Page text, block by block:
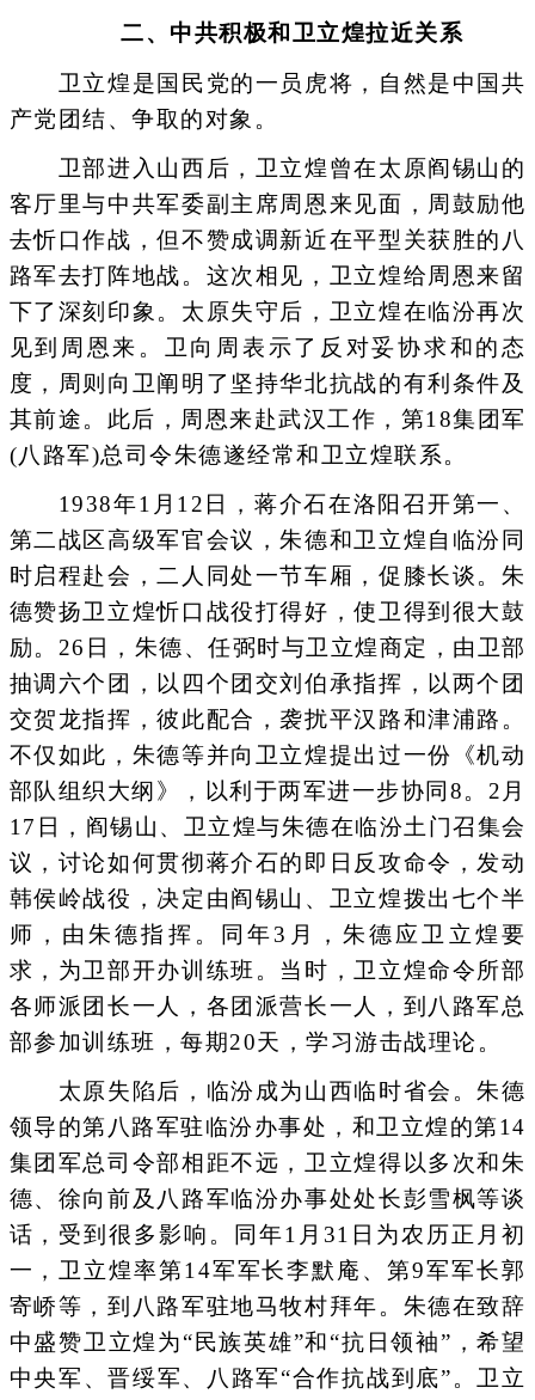
二、中共积极和卫立煌拉近关系
卫立煌是国民党的一员虎将，自然是中国共
产党团结、争取的对象。
卫部进入山西后，卫立煌曾在太原阎锡山的
客厅里与中共军委副主席周恩来见面，周鼓励他
去忻口作战，但不赞成调新近在平型关获胜的八
路军去打阵地战。这次相见，卫立煌给周恩来留
下了深刻印象。太原失守后，卫立煌在临汾再次
见到周恩来。卫向周表示了反对妥协求和的态
度，周则向卫阐明了坚持华北抗战的有利条件及
其前途。此后，周恩来赴武汉工作，第18集团军
(八路军)总司令朱德遂经常和卫立煌联系。
1938年1月12日，蒋介石在洛阳召开第一、
第二战区高级军官会议，朱德和卫立煌自临汾同
时启程赴会，二人同处一节车厢，促膝长谈。朱
德赞扬卫立煌忻口战役打得好，使卫得到很大鼓
励。26日，朱德、任弼时与卫立煌商定，由卫部
抽调六个团，以四个团交刘伯承指挥，以两个团
交贺龙指挥，彼此配合，袭扰平汉路和津浦路。
不仅如此，朱德等并向卫立煌提出过一份《机动
部队组织大纲》，以利于两军进一步协同8。2月
17日，阎锡山、卫立煌与朱德在临汾土门召集会
议，讨论如何贯彻蒋介石的即日反攻命令，发动
韩侯岭战役，决定由阎锡山、卫立煌拨出七个半
师，由朱德指挥。同年3月，朱德应卫立煌要
求，为卫部开办训练班。当时，卫立煌命令所部
各师派团长一人，各团派营长一人，到八路军总
部参加训练班，每期20天，学习游击战理论。
太原失陷后，临汾成为山西临时省会。朱德
领导的第八路军驻临汾办事处，和卫立煌的第14
集团军总司令部相距不远，卫立煌得以多次和朱
德、徐向前及八路军临汾办事处处长彭雪枫等谈
话，受到很多影响。同年1月31日为农历正月初
一，卫立煌率第14军军长李默庵、第9军军长郭
寄峤等，到八路军驻地马牧村拜年。朱德在致辞
中盛赞卫立煌为“民族英雄”和“抗日领袖”，希望
中央军、晋绥军、八路军“合作抗战到底”。卫立